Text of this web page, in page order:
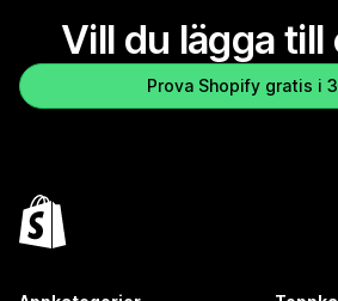
Vill du lägga till
Prova Shopify gratis i